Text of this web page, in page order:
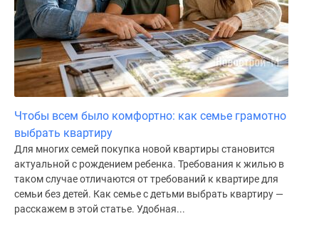
Чтобы всем было комфортно: как семье грамотно
выбрать квартиру
Для многих семей покупка новой квартиры становится
актуальной с рождением ребенка. Требования к жилью в
таком случае отличаются от требований к квартире для
семьи без детей. Как семье с детьми выбрать квартиру —
расскажем в этой статье. Удобная...